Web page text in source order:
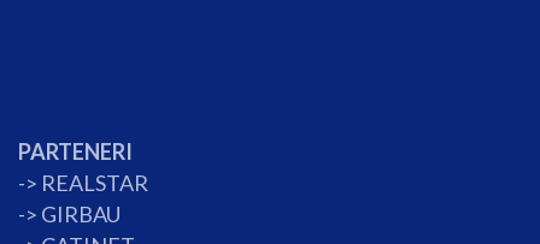
PARTENERI
-> REALSTAR
-> GIRBAU